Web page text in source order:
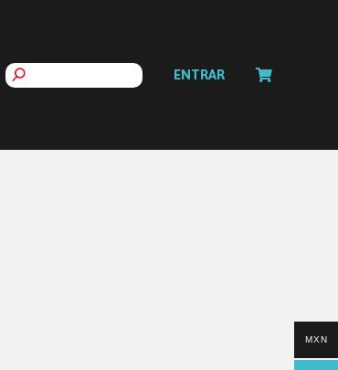
ENTRAR
MXN